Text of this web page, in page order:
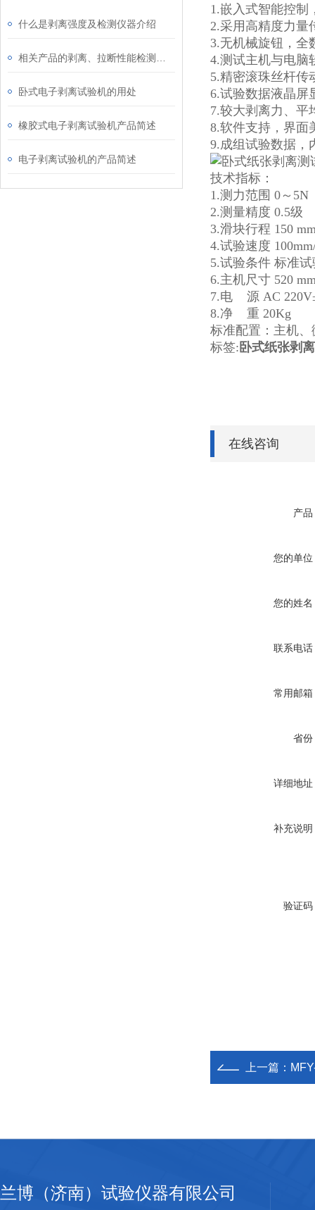
什么是剥离强度及检测仪器介绍
卧式电子剥离试验机的用处
橡胶式电子剥离试验机产品简述
电子剥离试验机的产品简述
1.嵌入式智能控制
2.采用高精度力量
3.无机械旋钮，全
4.测试主机与电脑
5.精密滚珠丝杆传
6.试验数据液晶屏
7.较大剥离力、平
8.软件支持，界面
9.成组试验数据，
技术指标：
1.测力范围 0～5N
2.测量精度 0.5级
3.滑块行程 150
4.试验速度
5.试验条件 标准
6.主机尺寸 520
7.电 源 AC
8.净 重 20Kg
标准配置：主机
标签: 卧式纸张剥
在线咨询
产品
您的单位
您的姓名
联系电话
常用邮箱
省份
详细地址
补充说明
验证码
上一篇：
兰博（济南）试验仪器有限公司